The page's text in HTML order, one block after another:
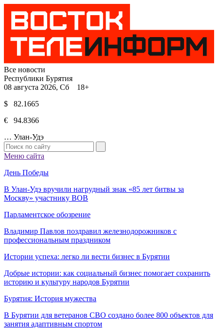
Все новости
Республики Бурятия
08 августа 2026, Сб 18+
$ 82.1665
€ 94.8366
… Улан-Удэ
Меню сайта
День Победы
В Улан-Удэ вручили нагрудный знак «85 лет битвы за
Москву» участнику ВОВ
Парламентское обозрение
Владимир Павлов поздравил железнодорожников с
профессиональным праздником
Истории успеха: легко ли вести бизнес в Бурятии
Добрые истории: как социальный бизнес помогает сохранить
историю и культуру народов Бурятии
Бурятия: История мужества
В Бурятии для ветеранов СВО создано более 800 объектов для
занятия адаптивным спортом